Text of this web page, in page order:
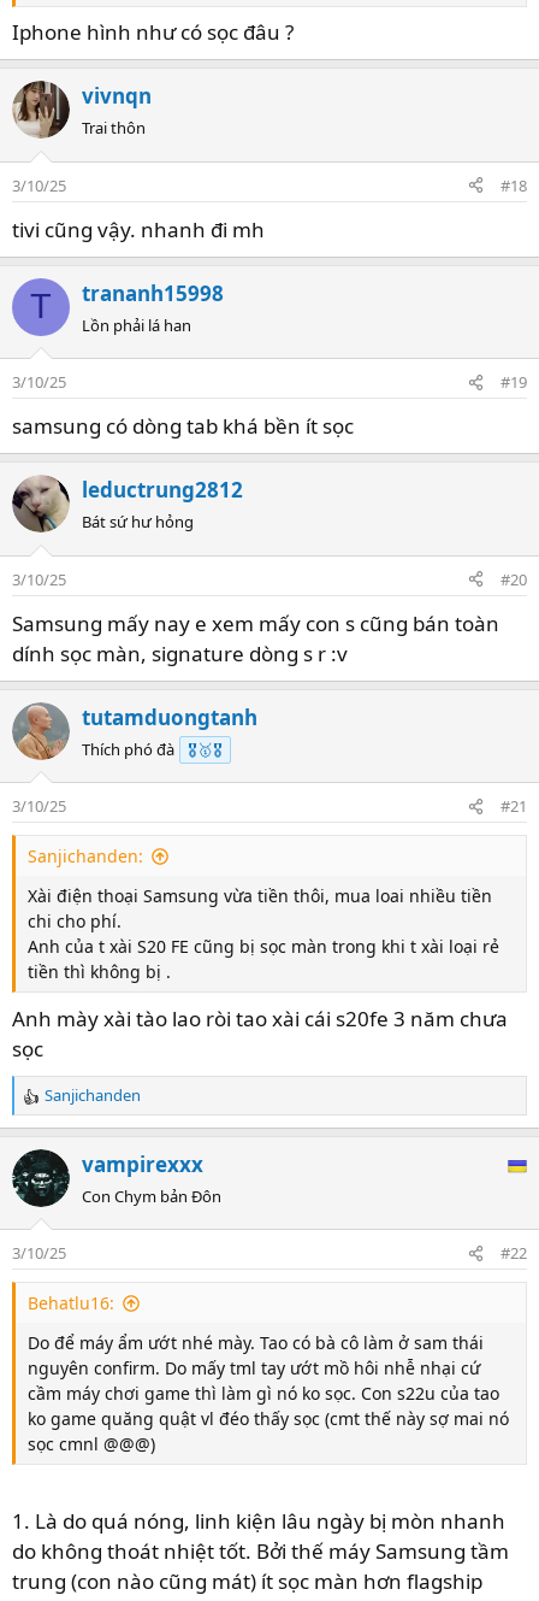
Iphone hình như có sọc đâu ?
vivnqn
Trai thôn
3/10/25 #18
tivi cũng vậy. nhanh đi mh
T trananh15998
Lồn phải lá han
3/10/25 #19
samsung có dòng tab khá bền ít sọc
leductrung2812
Bát sứ hư hỏng
3/10/25 #20
Samsung mấy nay e xem mấy con s cũng bán toàn
dính sọc màn, signature dòng s r :v
tutamduongtanh
Thích phó đà 🎖️🥇🎖️
3/10/25 #21
Sanjichanden:
Xài điện thoại Samsung vừa tiền thôi, mua loai nhiều tiền
chi cho phí.
Anh của t xài S20 FE cũng bị sọc màn trong khi t xài loại rẻ
tiền thì không bị .
Anh mày xài tào lao ròi tao xài cái s20fe 3 năm chưa
sọc
R
e
a
c
t
n
s
Sanjichanden
vampirexxx
Con Chym bản Đôn
3/10/25 #22
Behatlu16:
Do để máy ẩm ướt nhé mày. Tao có bà cô làm ở sam thái
nguyên confirm. Do mấy tml tay ướt mồ hôi nhễ nhại cứ
cầm máy chơi game thì làm gì nó ko sọc. Con s22u của tao
ko game quăng quật vl đéo thấy sọc (cmt thế này sợ mai nó
sọc cmnl @@@)
1. Là do quá nóng, linh kiện lâu ngày bị mòn nhanh
do không thoát nhiệt tốt. Bởi thế máy Samsung tầm
trung (con nào cũng mát) ít sọc màn hơn flagship